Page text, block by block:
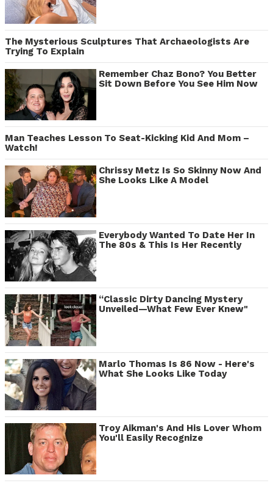
The Mysterious Sculptures That Archaeologists Are
Trying To Explain
Remember Chaz Bono? You Better
Sit Down Before You See Him Now
Man Teaches Lesson To Seat-Kicking Kid And Mom –
Watch!
Chrissy Metz Is So Skinny Now And
She Looks Like A Model
Everybody Wanted To Date Her In
The 80s & This Is Her Recently
“Classic Dirty Dancing Mystery
Unveiled—What Few Ever Knew"
Marlo Thomas Is 86 Now - Here's
What She Looks Like Today
Troy Aikman's And His Lover Whom
You'll Easily Recognize